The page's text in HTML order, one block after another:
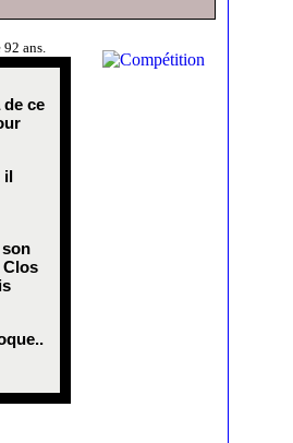
ans.
ce
il
Clos